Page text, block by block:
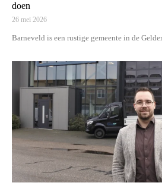
doen
26 mei 2026
Barneveld is een rustige gemeente in de